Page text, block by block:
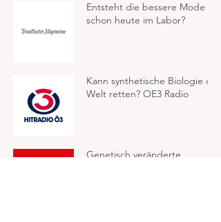
Entsteht die bessere Mode
schon heute im Labor?
Kann synthetische Biologie die
Welt retten? OE3 Radio
Genetisch veränderte